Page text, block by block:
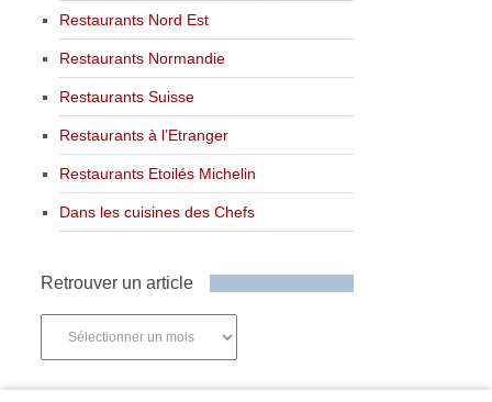
Restaurants Nord Est
Restaurants Normandie
Restaurants Suisse
Restaurants à l’Etranger
Restaurants Etoilés Michelin
Dans les cuisines des Chefs
Retrouver un article